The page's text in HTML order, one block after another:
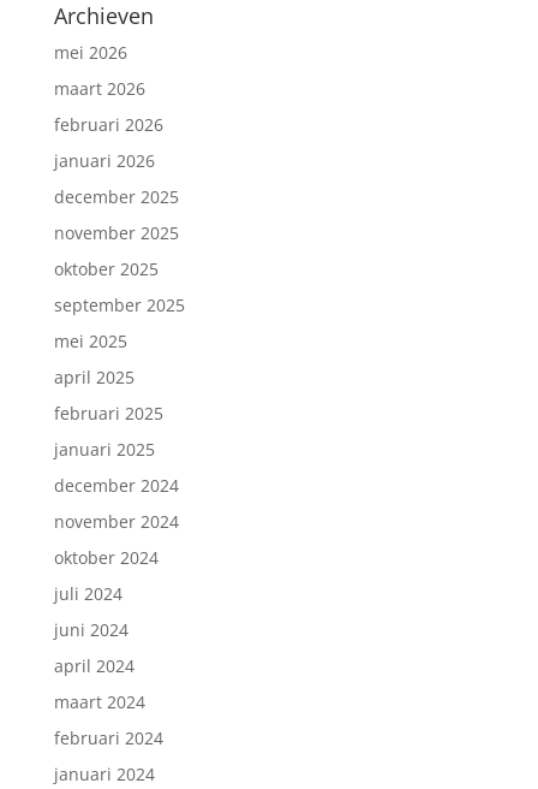
Archieven
mei 2026
maart 2026
februari 2026
januari 2026
december 2025
november 2025
oktober 2025
september 2025
mei 2025
april 2025
februari 2025
januari 2025
december 2024
november 2024
oktober 2024
juli 2024
juni 2024
april 2024
maart 2024
februari 2024
januari 2024